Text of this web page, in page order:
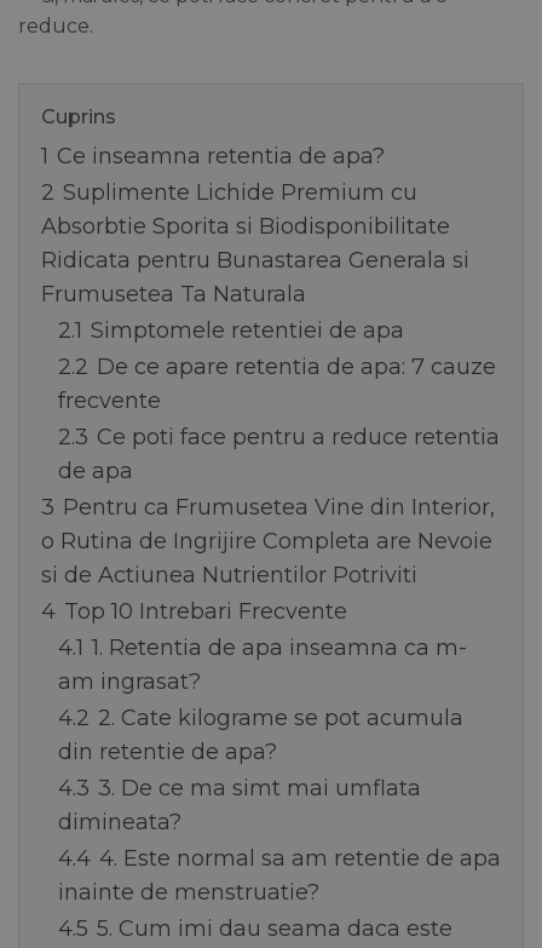
reduce.
Cuprins
1 Ce inseamna retentia de apa?
2 Suplimente Lichide Premium cu
Absorbtie Sporita si Biodisponibilitate
Ridicata pentru Bunastarea Generala si
Frumusetea Ta Naturala
2.1 Simptomele retentiei de apa
2.2 De ce apare retentia de apa: 7 cauze
frecvente
2.3 Ce poti face pentru a reduce retentia
de apa
3 Pentru ca Frumusetea Vine din Interior,
o Rutina de Ingrijire Completa are Nevoie
si de Actiunea Nutrientilor Potriviti
4 Top 10 Intrebari Frecvente
4.1 1. Retentia de apa inseamna ca m-
am ingrasat?
4.2 2. Cate kilograme se pot acumula
din retentie de apa?
4.3 3. De ce ma simt mai umflata
dimineata?
4.4 4. Este normal sa am retentie de apa
inainte de menstruatie?
4.5 5. Cum imi dau seama daca este